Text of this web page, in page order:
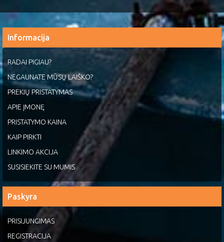
Informacija
RADAI PIGIAU?
NEGAUNATE MŪSŲ LAIŠKO?
PREKIŲ PRISTATYMAS
APIE ĮMONĘ
PRISTATYMO KAINA
KAIP PIRKTI
LINKIMO AKCIJA
SUSISIEKITE SU MUMIS
Paskyra
PRISIJUNGIMAS
REGISTRACIJA